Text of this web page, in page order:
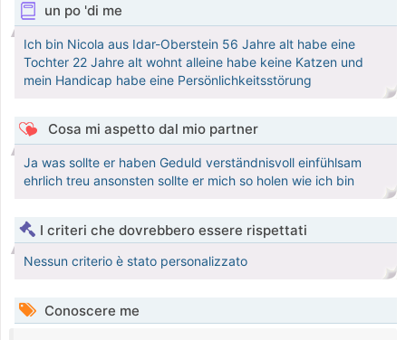
un po 'di me
Ich bin Nicola aus Idar-Oberstein 56 Jahre alt habe eine
Tochter 22 Jahre alt wohnt alleine habe keine Katzen und
mein Handicap habe eine Persönlichkeitsstörung
Cosa mi aspetto dal mio partner
Ja was sollte er haben Geduld verständnisvoll einfühlsam
ehrlich treu ansonsten sollte er mich so holen wie ich bin
I criteri che dovrebbero essere rispettati
Nessun criterio è stato personalizzato
Conoscere me